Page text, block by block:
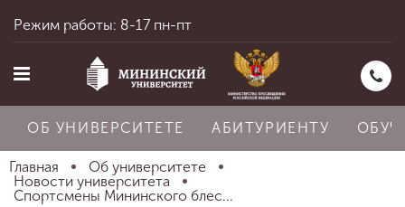
Режим работы: 8-17 пн-пт
ОБ УНИВЕРСИТЕТЕ АБИТУРИЕНТУ
Главная
Об университете
Новости университета
Спортсмены Мининского блес...